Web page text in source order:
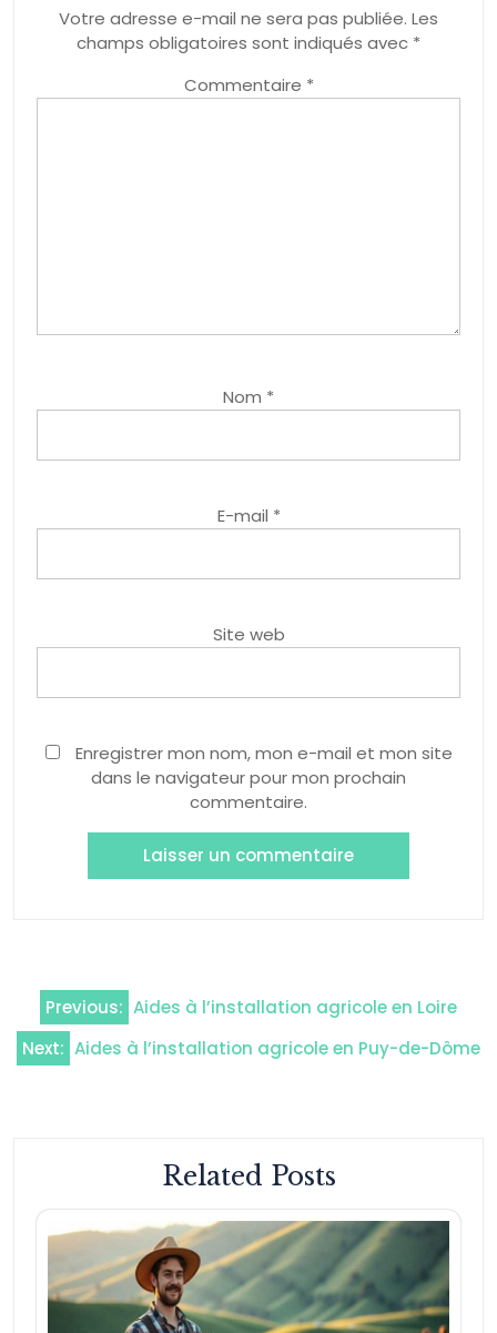
Votre adresse e-mail ne sera pas publiée. Les
champs obligatoires sont indiqués avec *
Commentaire *
Nom *
E-mail *
Site web
Enregistrer mon nom, mon e-mail et mon site
dans le navigateur pour mon prochain
commentaire.
Navigation
de
l’article
Previous: Aides à l’installation agricole en Loire
Next: Aides à l’installation agricole en Puy-de-Dôme
Related Posts